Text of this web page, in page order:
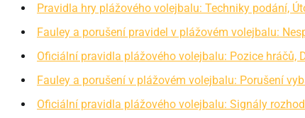
Pravidla hry plážového volejbalu: Techniky podání,
Fauley a porušení pravidel v plážovém volejbalu:
Oficiální pravidla plážového volejbalu: Pozice hráčů,
Fauley a porušení v plážovém volejbalu: Porušení
Oficiální pravidla plážového volejbalu: Signály